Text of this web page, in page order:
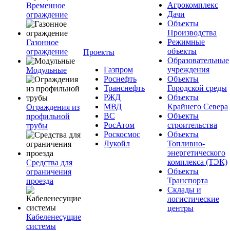
Временное
ограждение
Газонное
ограждение
Модульные
Ограждения из
профильной
трубы
Средства для
ограничения
проезда
Кабеленесущие
системы
Проекты
Газпром
Роснефть
Транснефть
РЖД
МВД
ВС
РосАтом
Роскосмос
Лукойл
Агрокомплекс
Дачи
Объекты
Производства
Режимные
объекты
Образовательные
учреждения
Объекты
Городской среды
Объекты
Крайнего Севера
Объекты
строительства
Объекты
Топливно-
энергетического
комплекса (ТЭК)
Объекты
Транспорта
Склады и
логистические
центры